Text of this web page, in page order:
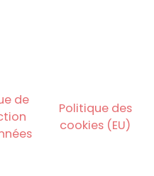
de
Politique des
cookies (EU)